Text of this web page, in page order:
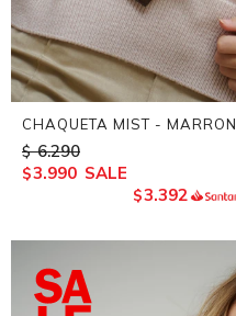
CHAQUETA MIST - MARRON
$ 6.290
$3.990
$3.392